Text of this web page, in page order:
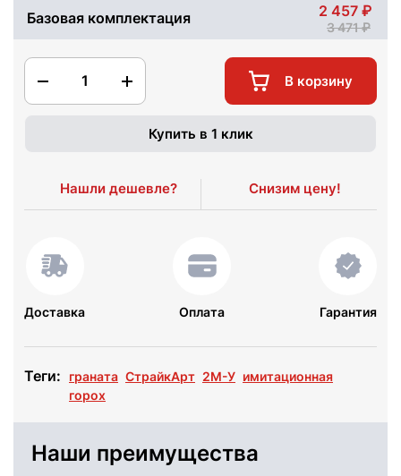
Базовая комплектация 2 457
3 471
1 В корзину
Купить в 1 клик
Нашли дешевле? Снизим цену!
Доставка Оплата Гарантия
Теги: граната СтрайкАрт 2М-У имитационная
горох
Наши преимущества